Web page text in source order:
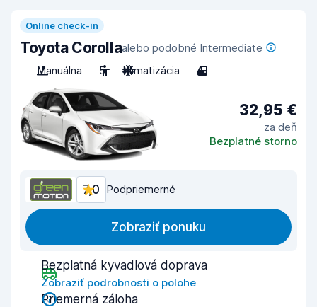
Online check-in
Toyota Corollaalebo podobné Intermediate
Manuálna
5 Klimatizácia 4
32,95 €
za deň
Bezplatné storno
7,0 Podpriemerné
Zobraziť ponuku
Bezplatná kyvadlová doprava
Zobraziť podrobnosti o polohe
Priemerná záloha